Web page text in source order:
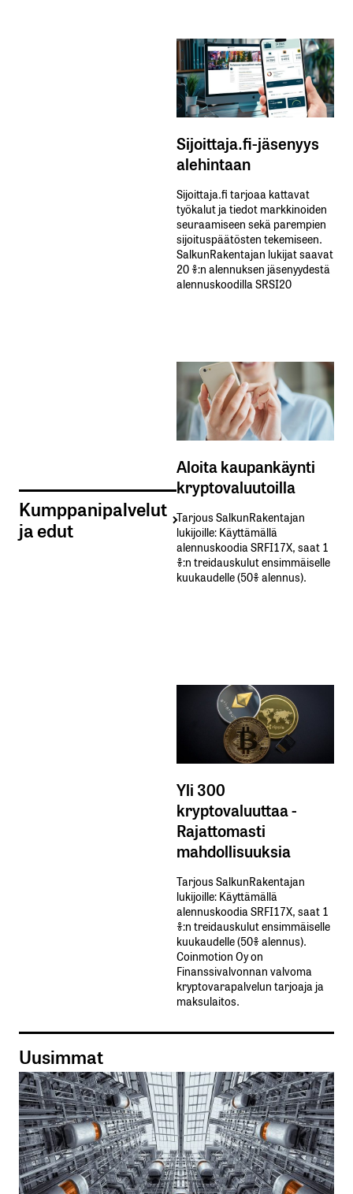
Kumppanipalvelut
ja edut
Sijoittaja.fi-jäsenyys
alehintaan
Sijoittaja.fi tarjoaa kattavat
työkalut ja tiedot markkinoiden
seuraamiseen sekä parempien
sijoituspäätösten tekemiseen.
SalkunRakentajan lukijat saavat
20 %:n alennuksen jäsenyydestä
alennuskoodilla SRSI20
Aloita kaupankäynti
kryptovaluutoilla
Tarjous SalkunRakentajan
lukijoille: Käyttämällä​ ​
alennuskoodia​ ​SRFI17X,​ ​saat​ ​1
%:n treidauskulut​ ​ensimmäiselle​ ​
kuukaudelle​ ​(50%​ ​alennus).
Yli 300
kryptovaluuttaa -
Rajattomasti
mahdollisuuksia
Tarjous SalkunRakentajan
lukijoille: Käyttämällä​ ​
alennuskoodia​ ​SRFI17X,​ ​saat​ ​1
%:n treidauskulut​ ​ensimmäiselle​ ​
kuukaudelle​ ​(50%​ ​alennus).
Coinmotion Oy on
Finanssivalvonnan valvoma
kryptovarapalvelun tarjoaja ja
maksulaitos.
Uusimmat